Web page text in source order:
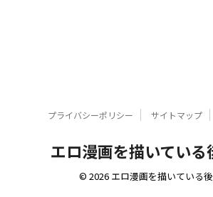
プライバシーポリシー サイトマップ
エロ漫画を描いている
© 2026 エロ漫画を描いている